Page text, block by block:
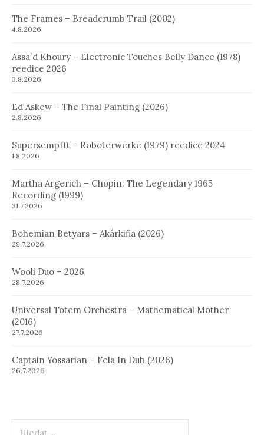
The Frames – Breadcrumb Trail (2002)
4.8.2026
Assa´d Khoury – Electronic Touches Belly Dance (1978)
reedice 2026
3.8.2026
Ed Askew – The Final Painting (2026)
2.8.2026
Supersempfft – Roboterwerke (1979) reedice 2024
1.8.2026
Martha Argerich – Chopin: The Legendary 1965
Recording (1999)
31.7.2026
Bohemian Betyars – Akárkifia (2026)
29.7.2026
Wooli Duo – 2026
28.7.2026
Universal Totem Orchestra – Mathematical Mother
(2016)
27.7.2026
Captain Yossarian – Fela In Dub (2026)
26.7.2026